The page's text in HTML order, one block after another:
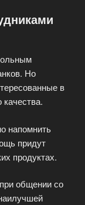
Но
в
напомнить
придут
продуктах.
общении со